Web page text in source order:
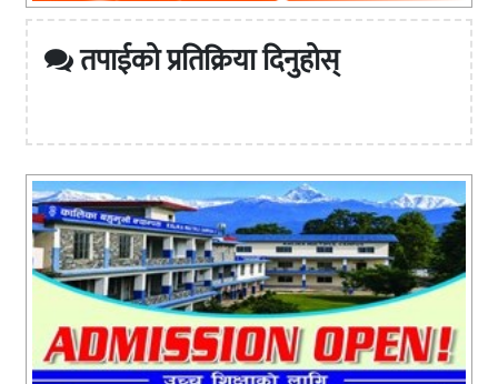
तपाईको प्रतिक्रिया दिनुहोस्